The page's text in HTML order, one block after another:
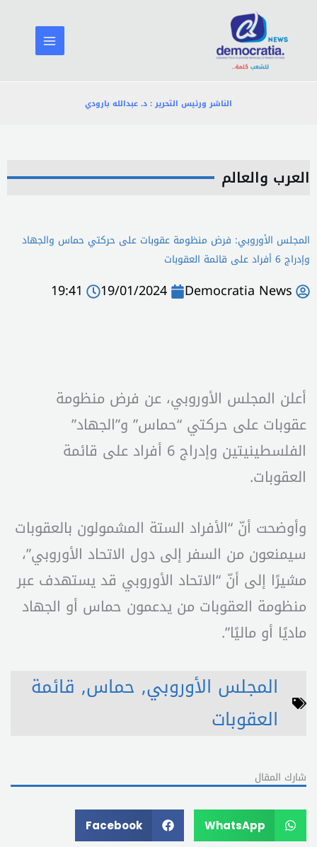
المحتوى
الناشر ورئيس التحرير : د. عبدالله بارودي
العرب والعالم
المجلس الأوروبي: فرض منظومة عقوبات على حركتي حماس والجهاد
وإدراج 6 أفراد على قائمة العقوبات
Democratia News
19/01/2024
19:41
أعلن المجلس الأوروبي، عن فرض منظومة
عقوبات على حركتي “حماس” و”الجهاد”
الفلسطينيتين وإدراج 6 أفراد على قائمة
العقوبات.
وأوضحت أنّ “الأفراد الستة المشمولون بالعقوبات
سيمنعون من السفر إلى دول الاتحاد الأوروبي”،
مشيرًا إلى أنّ “الاتحاد الأوروبي قد يستهدف عبر
منظومة العقوبات من يدعمون حماس أو الجهاد
ماديًا أو ماليًا”.
المجلس الأوروبي, حماس, قائمة
العقوبات
شارك المقال
WhatsApp
Facebook